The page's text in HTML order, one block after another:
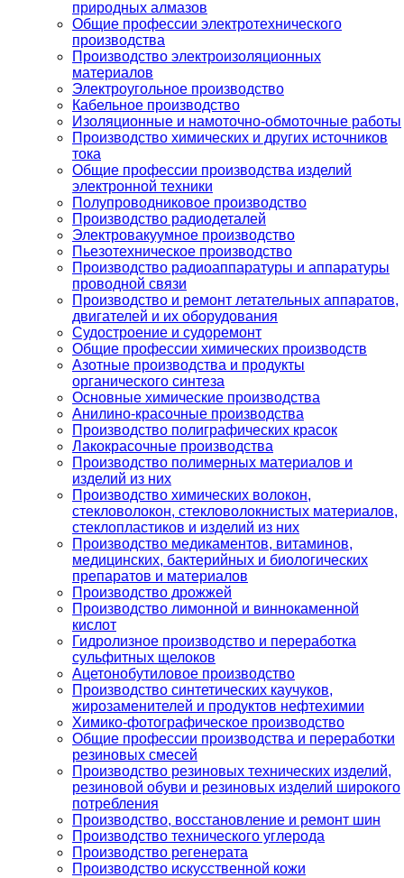
природных алмазов
Общие профессии электротехнического
производства
Производство электроизоляционных
материалов
Электроугольное производство
Кабельное производство
Изоляционные и намоточно-обмоточные работы
Производство химических и других источников
тока
Общие профессии производства изделий
электронной техники
Полупроводниковое производство
Производство радиодеталей
Электровакуумное производство
Пьезотехническое производство
Производство радиоаппаратуры и аппаратуры
проводной связи
Производство и ремонт летательных аппаратов,
двигателей и их оборудования
Судостроение и судоремонт
Общие профессии химических производств
Азотные производства и продукты
органического синтеза
Основные химические производства
Анилино-красочные производства
Производство полиграфических красок
Лакокрасочные производства
Производство полимерных материалов и
изделий из них
Производство химических волокон,
стекловолокон, стекловолокнистых материалов,
стеклопластиков и изделий из них
Производство медикаментов, витаминов,
медицинских, бактерийных и биологических
препаратов и материалов
Производство дрожжей
Производство лимонной и виннокаменной
кислот
Гидролизное производство и переработка
сульфитных щелоков
Ацетонобутиловое производство
Производство синтетических каучуков,
жирозаменителей и продуктов нефтехимии
Химико-фотографическое производство
Общие профессии производства и переработки
резиновых смесей
Производство резиновых технических изделий,
резиновой обуви и резиновых изделий широкого
потребления
Производство, восстановление и ремонт шин
Производство технического углерода
Производство регенерата
Производство искусственной кожи